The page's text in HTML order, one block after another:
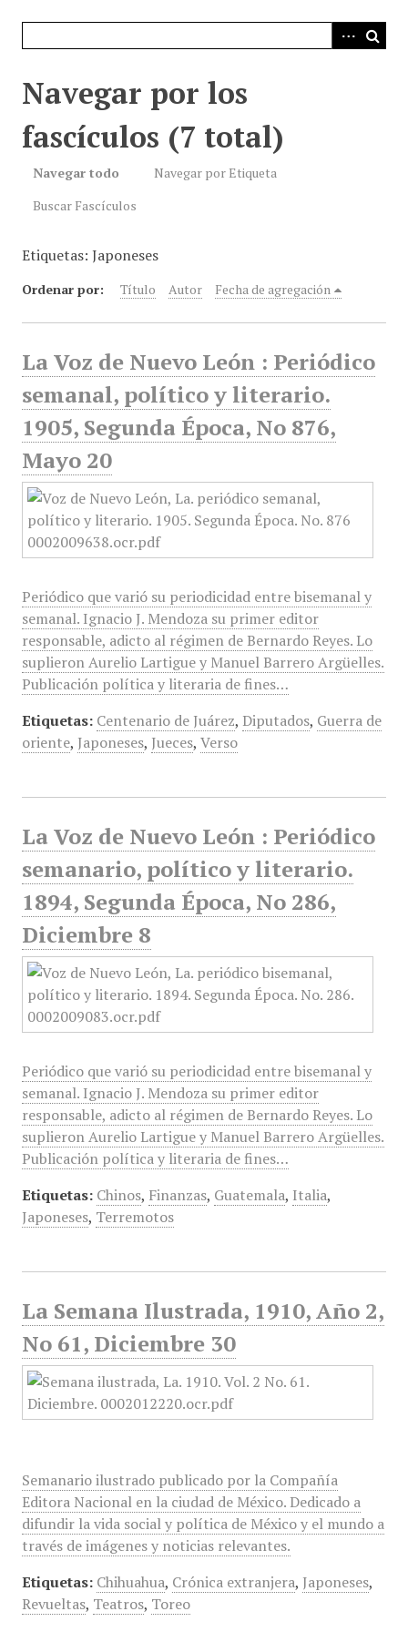
Navegar por los
fascículos (7 total)
Navegar todo
Navegar por Etiqueta
Buscar Fascículos
Etiquetas: Japoneses
Ordenar por: Título Autor Fecha de agregación
La Voz de Nuevo León : Periódico
semanal, político y literario.
1905, Segunda Época, No 876,
Mayo 20
Periódico que varió su periodicidad entre bisemanal y
semanal. Ignacio J. Mendoza su primer editor
responsable, adicto al régimen de Bernardo Reyes. Lo
suplieron Aurelio Lartigue y Manuel Barrero Argüelles.
Publicación política y literaria de fines…
Etiquetas: Centenario de Juárez, Diputados, Guerra de
oriente, Japoneses, Jueces, Verso
La Voz de Nuevo León : Periódico
semanario, político y literario.
1894, Segunda Época, No 286,
Diciembre 8
Periódico que varió su periodicidad entre bisemanal y
semanal. Ignacio J. Mendoza su primer editor
responsable, adicto al régimen de Bernardo Reyes. Lo
suplieron Aurelio Lartigue y Manuel Barrero Argüelles.
Publicación política y literaria de fines…
Etiquetas: Chinos, Finanzas, Guatemala, Italia,
Japoneses, Terremotos
La Semana Ilustrada, 1910, Año 2,
No 61, Diciembre 30
Semanario ilustrado publicado por la Compañía
Editora Nacional en la ciudad de México. Dedicado a
difundir la vida social y política de México y el mundo a
través de imágenes y noticias relevantes.
Etiquetas: Chihuahua, Crónica extranjera, Japoneses,
Revueltas, Teatros, Toreo